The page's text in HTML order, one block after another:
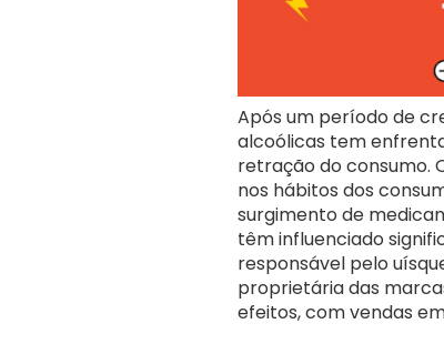
Após um período de
alcoólicas tem
retração do consumo.
nos hábitos dos
surgimento de
têm influenciado
responsável pelo
proprietária das
efeitos, com vendas